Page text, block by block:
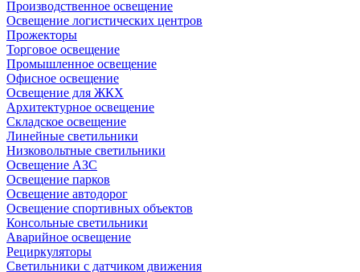
Производственное освещение
Освещение логистических центров
Прожекторы
Торговое освещение
Промышленное освещение
Офисное освещение
Освещение для ЖКХ
Архитектурное освещение
Складское освещение
Линейные светильники
Низковольтные светильники
Освещение АЗС
Освещение парков
Освещение автодорог
Освещение спортивных объектов
Консольные светильники
Аварийное освещение
Рециркуляторы
Светильники с датчиком движения